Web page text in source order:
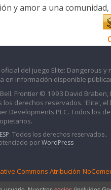
y amor a una
del juego Elite: Dangerous
en información disponible
Frontier © 1993 David
los derechos reservados. 'Elite',
Developments PLC. Todos los
. Todos los derechos reservados..
porWordPress
Commons Atribución-